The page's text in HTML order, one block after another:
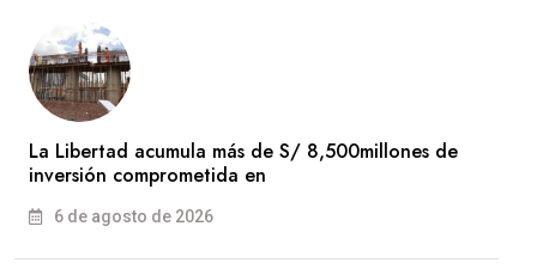
La Libertad acumula más de S/ 8,500millones de
inversión comprometida en
6 de agosto de 2026